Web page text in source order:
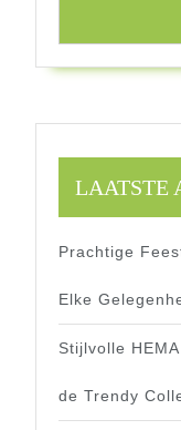
LAATSTE
Prachtige
Elke
Stijlvolle
de Trendy